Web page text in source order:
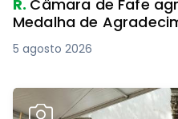
R. Câmara de Fafe
Medalha de
5 agosto 2026